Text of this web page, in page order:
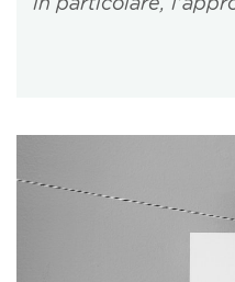
in particolare,